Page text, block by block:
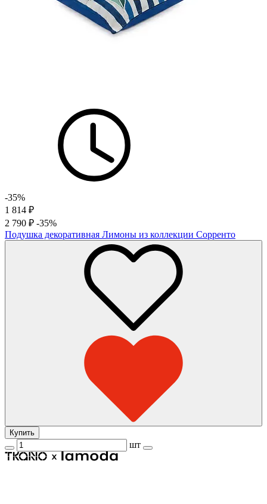
-35%
1 814 ₽
2 790 ₽ -35%
Подушка декоративная Лимоны из коллекции Сорренто
Купить
шт